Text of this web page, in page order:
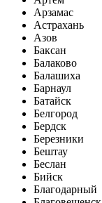
Арзамас
Астрахань
Азов
Баксан
Балаково
Балашиха
Барнаул
Батайск
Белгород
Бердск
Березники
Бештау
Беслан
Бийск
Благодарный